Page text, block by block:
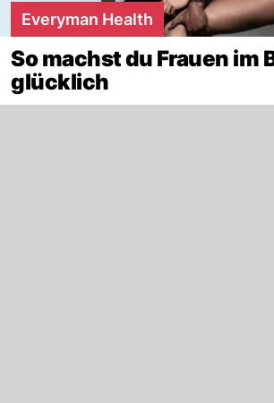
Everyman Health
So machst du Frauen im
glücklich